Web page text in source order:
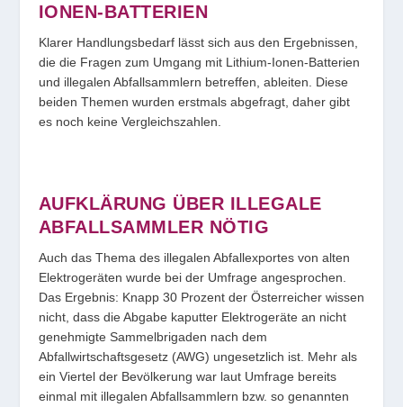
IONEN-BATTERIEN
Klarer Handlungsbedarf lässt sich aus den Ergebnissen,
die die Fragen zum Umgang mit Lithium-Ionen-Batterien
und illegalen Abfallsammlern betreffen, ableiten. Diese
beiden Themen wurden erstmals abgefragt, daher gibt
es noch keine Vergleichszahlen.
AUFKLÄRUNG ÜBER ILLEGALE
ABFALLSAMMLER NÖTIG
Auch das Thema des illegalen Abfallexportes von alten
Elektrogeräten wurde bei der Umfrage angesprochen.
Das Ergebnis: Knapp 30 Prozent der Österreicher wissen
nicht, dass die Abgabe kaputter Elektrogeräte an nicht
genehmigte Sammelbrigaden nach dem
Abfallwirtschaftsgesetz (AWG) ungesetzlich ist. Mehr als
ein Viertel der Bevölkerung war laut Umfrage bereits
einmal mit illegalen Abfallsammlern bzw. so genannten